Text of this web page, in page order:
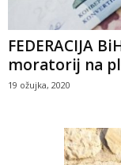
FEDERACIJA
moratorij na
19 ožujka, 2020